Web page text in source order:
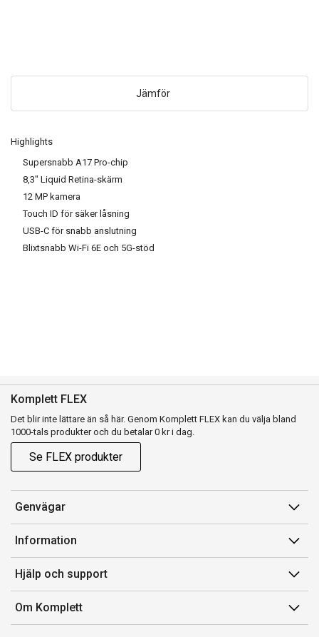
Highlights
Supersnabb A17 Pro-chip
8,3" Liquid Retina-skärm
12 MP kamera
Touch ID för säker låsning
USB-C för snabb anslutning
Blixtsnabb Wi-Fi 6E och 5G-stöd
Jämför
Komplett FLEX
Det blir inte lättare än så här. Genom Komplett FLEX kan du välja bland
1000-tals produkter och du betalar 0 kr i dag.
Se FLEX produkter
Genvägar
Konto
Orderhistorik
Presentkort
Komplett Club
Information
Försäljningsvillkor
Medlemsvillkor for Komplett Club
Lediga tjänster
Hjälp och support
Kontakta oss
Kundservice
Om Komplett